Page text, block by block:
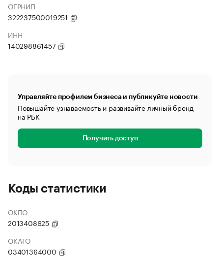
ОГРНИП
322237500019251
ИНН
140298861457
Управляйте профилем бизнеса и публикуйте новости
Повышайте узнаваемость и развивайте личный бренд
на РБК
Получить доступ
Коды статистики
ОКПО
2013408625
ОКАТО
03401364000